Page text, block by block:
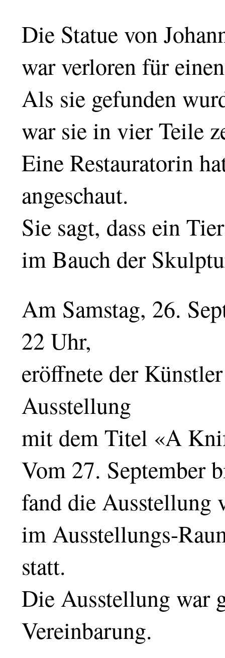
Die Statue von
war verloren für
Als sie gefunden
war sie in vier Teile
Eine Restauratorin
angeschaut.
Sie sagt, dass ein Tier
im Bauch der
Am Samstag, 26.
22 Uhr,
eröffnete der
Ausstellung
mit dem Titel «A
Vom 27. September
fand die Ausstellung
im Ausstellungs-
statt.
Die Ausstellung war
Vereinbarung.